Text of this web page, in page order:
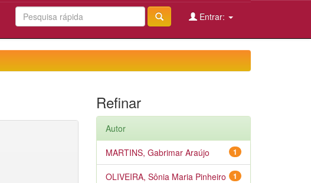
Entrar:
Refinar
Autor
1
MARTINS, Gabrimar Araújo
1
OLIVEIRA, Sônia Maria Pinheiro